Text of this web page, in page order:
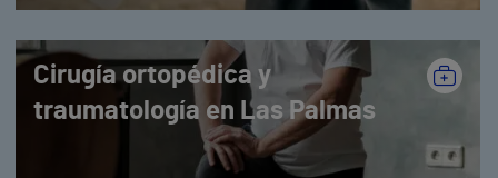
Cirugía ortopédica y
traumatología en Las Palmas